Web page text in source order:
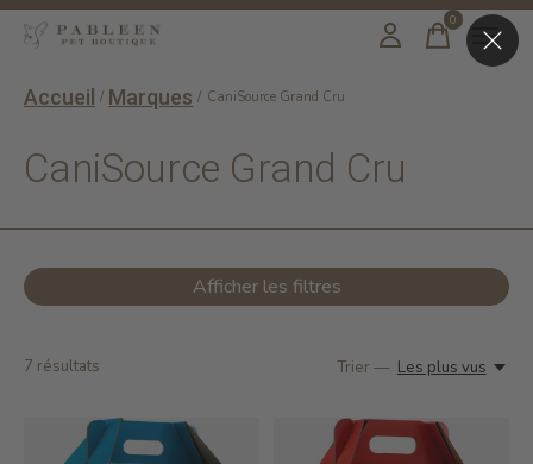
0items
Accueil / Marques / CaniSource Grand Cru
CaniSource Grand Cru
Afficher les filtres
7 résultats Trier — Les plus vus